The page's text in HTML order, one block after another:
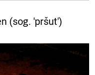
(sog. 'pršut')